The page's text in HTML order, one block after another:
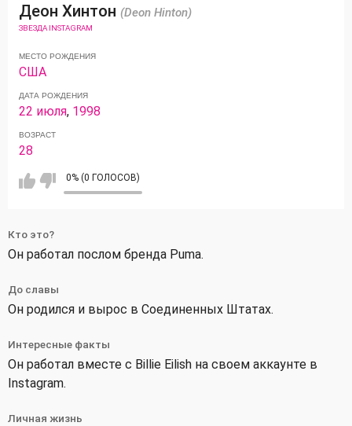
Деон Хинтон (Deon Hinton)
ЗВЕЗДА INSTAGRAM
МЕСТО РОЖДЕНИЯ
США
ДАТА РОЖДЕНИЯ
22 июля, 1998
ВОЗРАСТ
28
0% (0 ГОЛОСОВ)
Кто это?
Он работал послом бренда Puma.
До славы
Он родился и вырос в Соединенных Штатах.
Интересные факты
Он работал вместе с Billie Eilish на своем аккаунте в
Instagram.
Личная жизнь